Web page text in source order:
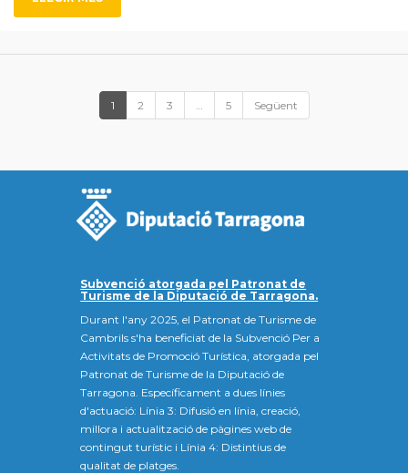
1 2 3 … 5 Següent
Subvenció atorgada pel Patronat de
Turisme de la Diputació de Tarragona.
Durant l'any 2025, el Patronat de Turisme de
Cambrils s'ha beneficiat de la Subvenció Per a
Activitats de Promoció Turística, atorgada pel
Patronat de Turisme de la Diputació de
Tarragona. Específicament a dues línies
d'actuació: Línia 3: Difusió en línia, creació,
millora i actualització de pàgines web de
contingut turístic i Línia 4: Distintius de
qualitat de platges.